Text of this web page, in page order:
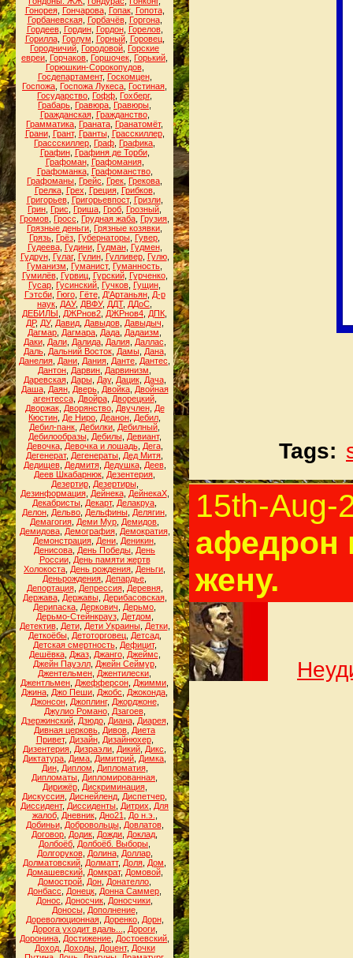
Гонорея, Гончарова, Гопак, Гопота,
Горбаневская, Горбачёв, Горгона,
Гордеев, Гордин, Гордон, Горелов,
Горилла, Горлум Горный, Горовец,
Городничий Городовой Горские
евреи Горчаков Горшочек Горький
Горюшкин-Сорокопудов,
Госдепартамент, Госкомцен,
Госпожа Госпожа Лукеса Гостиная
Государство Гофф Гохберг,
Грабарь Гравюра Гравюры
Гражданская, Гражданство,
Грамматика Граната Гранатомёт,
Грани, Грант, Гранты, Грасскиллер,
Грассскиллер Граф Графика
Графин, Графиня де Торби,
Графоман, Графомания,
Графоманка, Графоманство,
Графоманы Грейс Грек Грекова
Грелка, Грех Греция, Грибков,
Григорьев, Григорьевпост, Гризли,
Грин Грис Гриша Гроб Грозный
Громов Гросс Грудная жаба Грузия
Грязные деньги Грязные козявки
Грязь Грёз Губернаторы Гувер
Гудеева, Гудини, Гудман, Гудмен,
Гудрун, Гулаг, Гулин, Гулливер, Гулю,
Гуманизм
Гуманист, Гуманность
Гумилёв, Гурвиц, Гурский, Гурченко,
Гусар Гусинский Гучков Гущин
Гэтсби, Гюго, Гёте, Д'Артаньян, Д-р
наук ДАУ, ДВФУ, ДДТ, ДДоС
ДЕБИЛЫ
ДЖРнов2 ДЖРнов4 ДПК
ДР, ДУ, Давид, Давыдов, Давыдыч
Дагмар Дагмара Дада Дадаизм
Даки, Дали, Далида, Далия, Даллас
Даль, Дальний Восток, Дамы, Дана,
Данелия Дани Дания Данте Дантес
Дантон Дарвин Дарвинизм
Даревская, Дары, Дау, Дацик, Дача,
Даша, Даян, Дверь, Двойка, Двойная
агентесса, Двойра, Дворецкий,
Дворжак, Дворянство, Двучлен, Де
Кюстин Де Ниро Деанон Дебил
Дебил-панк Дебилки Дебилный
Дебилообразы, Дебилы, Девиант,
Девочка, Девочка и лошадь, Дега,
Дегенерат, Дегенераты Дед Митя
Дедищев, Дедмитя, Дедушка, Деев,
Деев Шкабарнюк Дезентерия
Дезертир, Дезертиры,
Дезинформация, Дейнека, ДейнекаХ,
Декабристы Декарт, Делакруа
Делон Дельво Дельфины Делягин
Демагогия Деми Мур Демидов
Демидова, Демография, Демократия,
Демонстрация Дени Деникин
Денисова День Победы День
России, День памяти жертв
Холокоста День рождения Деньги
Деньрождения Депардье
Депортация, Депрессия, Деревня,
Держава, Державы, Дерибасовская,
Дерипаска Деркович Дерьмо
Дерьмо-Стейнкрауз, Детдом
Детектив, Дети, Дети Украины, Детки,
Деткоёбы, Детоторговец, Детсад,
Детская смертность, Дефицит,
Дешёвка, Джаз, Джанго, Джеймс
Джейн Пауэлл, Джейн Сеймур,
Джентельмен Джентилески
Джентльмен Джефферсон Джимми
Джина Джо Пеши Джобс Джоконда
Джонсон, Джоплинг, Джорджоне,
Джулио Романо, Дзагоев,
Дзержинский, Дзюдо, Диана, Диарея,
Дивная церковь Дивов Диета
Привет, Дизайн, Дизайнюхер,
Дизентерия Дизраэли Дикий Дикс
Диктатура Дима Димитрий Димка
Дин, Диплом Дипломатия,
Дипломаты Дипломированная
Дирижёр, Дискриминация,
Дискуссия Диснейленд Диспетчер
Диссидент, Диссиденты Дитрих
Для
жалоб, Дневник, Дно21 До н.э.
Добиньи, Добровольцы, Довлатов,
Договор Додик Дожди Доклад
Долбоёб Долбоёб. Выборы
Долгоруков, Долина, Доллар,
Долматовский Долматт, Доля Дом
Домашевский, Домкрат, Домовой,
Домострой Дон Донателло
Донбасс
Донецк Донна Саммер
Донос
Доносчик Доносчики
Доносы, Дополнение,
Дореволюционная, Доренко, Дорн,
Дорога уходит вдаль...
Дороги,
Доронина Достижение Достоевский
Доход, Доходы, Доцент, Дочки
Tags:
15th-Aug-
афедрон
жену.